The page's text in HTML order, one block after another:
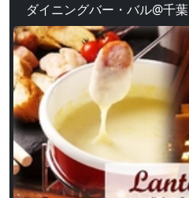
ダイニングバー・バル@千葉